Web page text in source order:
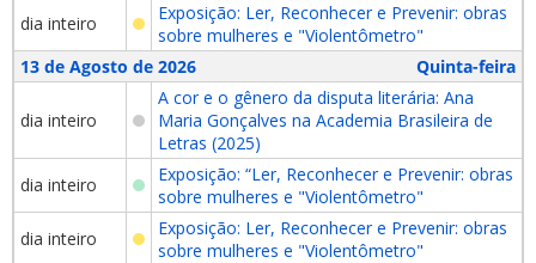
dia inteiro
Exposição: Ler, Reconhecer e Prevenir: obras
sobre mulheres e "Violentômetro"
13 de Agosto de 2026
Quinta-feira
dia inteiro
A cor e o gênero da disputa literária: Ana
Maria Gonçalves na Academia Brasileira de
Letras (2025)
dia inteiro
Exposição: “Ler, Reconhecer e Prevenir: obras
sobre mulheres e "Violentômetro"
dia inteiro
Exposição: Ler, Reconhecer e Prevenir: obras
sobre mulheres e "Violentômetro"